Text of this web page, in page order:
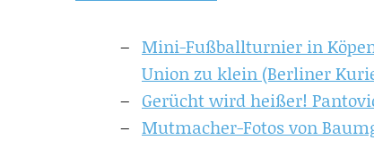
Mini-Fußballturnier in
Union zu klein (Berliner
Gerücht wird heißer!
Mutmacher-Fotos von